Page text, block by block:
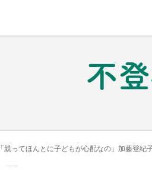
「親ってほんとに子どもが心配なの」加藤登紀